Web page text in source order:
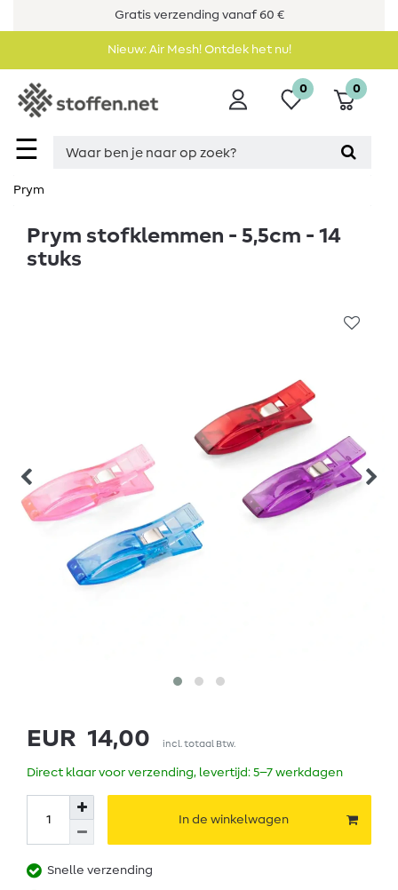
Gratis verzending vanaf 60 €
Nieuw: Air Mesh! Ontdek het nu!
☰
0 0
Prym
Prym stofklemmen - 5,5cm - 14
stuks
EUR 14,00 incl. totaal Btw.
Direct klaar voor verzending, levertijd: 5–7 werkdagen
In de winkelwagen
Snelle verzending